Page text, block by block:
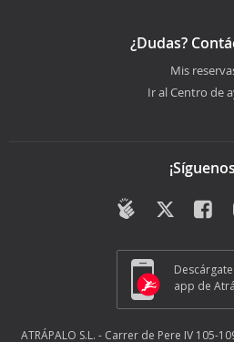
¿Dudas?
Mis
Ir al Centro de
app de
ATRÁPALO S.L. - Carrer de Pere IV 105-